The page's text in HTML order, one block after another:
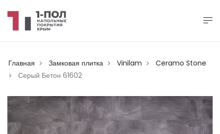
Главная > Замковая плитка > Vinilam >
Ceramo Stone
>
Серый Бетон 61602